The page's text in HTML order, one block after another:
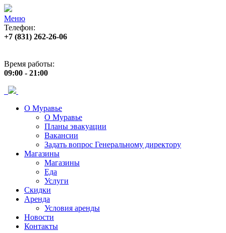
Меню
Телефон:
+7 (831) 262-26-06
Время работы:
09:00 - 21:00
О Муравье
О Муравье
Планы эвакуации
Вакансии
Задать вопрос Генеральному директору
Магазины
Магазины
Еда
Услуги
Скидки
Аренда
Условия аренды
Новости
Контакты